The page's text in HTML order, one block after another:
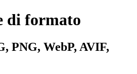
di formato
PNG, WebP, AVIF,